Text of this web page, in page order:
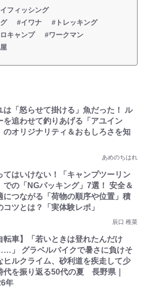
フィッシング
#イワナ
#トレッキング
キャンプ
#ワークマン
は「怒らせて掛ける」魚だった！ ル
を追わせて釣りあげる「アユイン
のオリジナリティ＆おもしろさを知
あめのちはれ
てはいけない！「キャンプツーリン
での「NGパッキング」7選！ 安全＆
につながる「荷物の順序や位置」積
コツとは？「実体験レポ」
辰口 稚菜
転車】「若いときは登れたんだけ
」 グラベルバイクで暑さに負けそ
ヒルクライム、砂利道を疾走して少
代を振り返る50代の夏 長野県｜
年